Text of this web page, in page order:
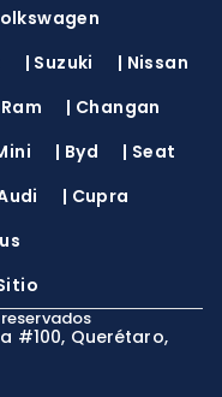
| Suzuki | Nissan
Ram | Changan
| Byd | Seat
| Cupra
#100, Querétaro,